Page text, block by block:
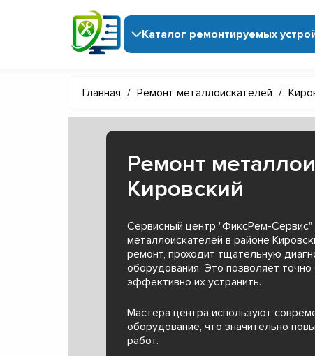
Каталог ремонтируемых
Главная / Ремонт металлоискателей /
Ремонт
Кировский
Сервисный центр "ФиксРем-Сервис"
металлоискателей в районе
ремонт, проходит тщательную
оборудования. Это позволяет
эффективно их устранить.
Мастера центра используют
оборудование, что значительно
работ.